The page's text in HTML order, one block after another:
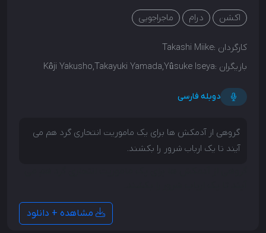
اکشن درام ماجراجویی
کارگردان :Takashi Miike
بازیگران :Kôji Yakusho,Takayuki Yamada,Yûsuke Iseya
دوبله فارسی
گروهی از آدمکش ها برای یک ماموریت انتحاری گرد هم می
آیند تا یک ارباب شرور را بکشند.
مشاهده + دانلود